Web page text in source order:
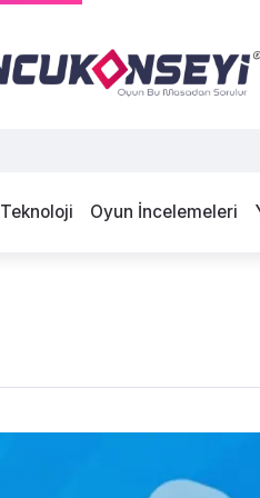
Teknoloji Oyun İncelemeleri